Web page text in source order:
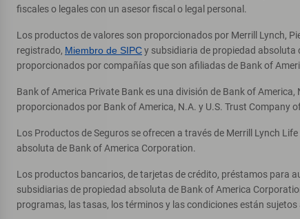
fiscales o legales con un asesor fiscal o legal personal.
Los productos de valores son proporcionados por Merrill Lynch,
registrado, Miembro de SIPCy subsidiaria de propiedad
proporcionados por compañías que son afiliadas de Bank of
Bank of America Private Bank es una división de Bank of
proporcionados por Bank of America, N.A. y U.S. Trust Company
Los Productos de Seguros se ofrecen a través de Merrill Lynch
absoluta de Bank of America Corporation.
Los productos bancarios, de tarjetas de crédito, préstamos para
subsidiarias de propiedad absoluta de Bank of America
programas, las tasas, los términos y las condiciones están